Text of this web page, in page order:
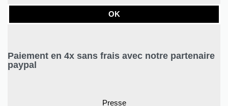
OK
Paiement en 4x sans frais avec notre partenaire
paypal
Presse